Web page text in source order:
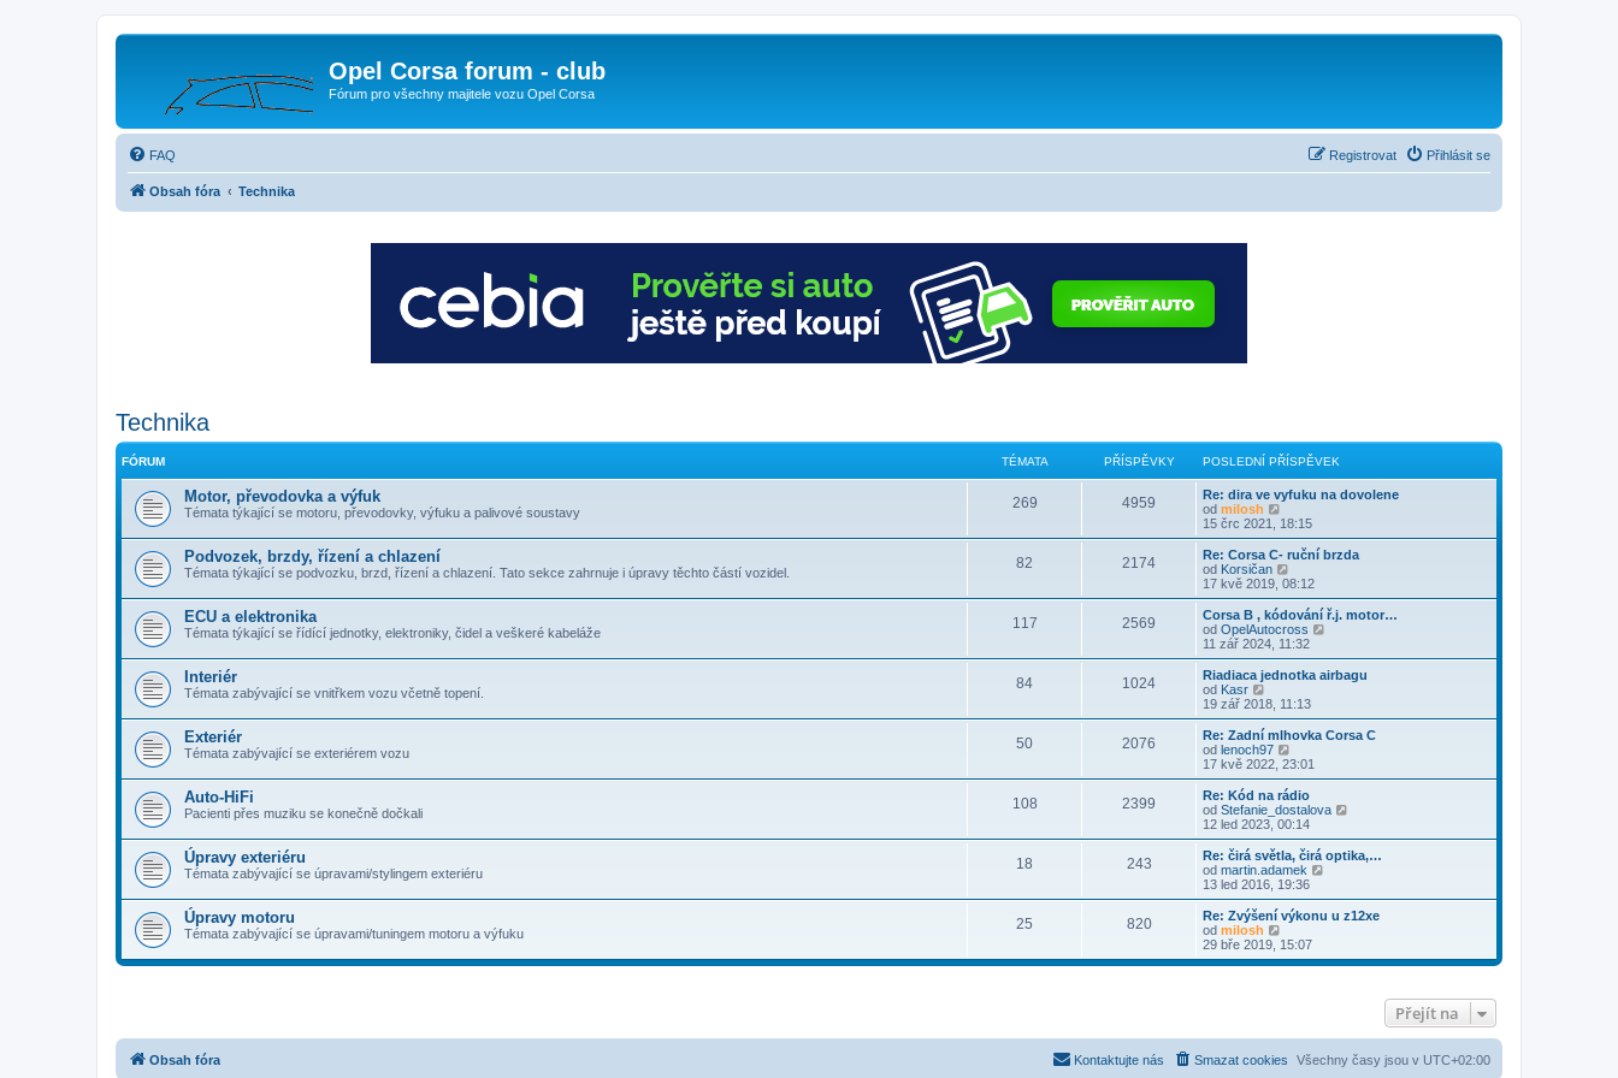
Opel Corsa forum - club
Fórum pro všechny majitele vozu Opel Corsa
FAQ Přihlásit se
Registrovat
Obsah fóra Technika
Technika
FÓRUM TÉMATA PŘÍSPĚVKY POSLEDNÍ PŘÍSPĚVEK
Motor, převodovka a výfuk
Témata týkající se motoru, převodovky, výfuku a palivové soustavy
269 4959
Re: dira ve vyfuku na dovolene
od milosh
o
b
a
z
t
p
o
s
e
n
í
p
ř
í
s
p
ě
v
e
k
15 črc 2021, 18:15
Podvozek, brzdy, řízení a chlazení
Témata týkající se podvozku, brzd, řízení a chlazení. Tato sekce zahrnuje i úpravy těchto částí vozidel.
82 2174
Re: Corsa C- ruční brzda
od Korsičan
o
b
r
a
z
p
o
s
e
n
í
p
ř
í
s
p
ě
v
e
k
17 kvě 2019, 08:12
ECU a elektronika
Témata týkající se řídící jednotky, elektroniky, čidel a veškeré kabeláže
117 2569
Corsa B , kódování ř.j. motor…
od OpelAutocross
b
r
t
p
d
í
p
s
p
e
11 zář 2024, 11:32
Interiér
Témata zabývající se vnitřkem vozu včetně topení.
84 1024
Riadiaca jednotka airbagu
od Kasr
o
b
r
a
z
p
o
s
e
d
n
í
p
ř
í
s
19 zář 2018, 11:13
Exteriér
Témata zabývající se exteriérem vozu
50 2076
Re: Zadní mlhovka Corsa C
od lenoch97
o
b
r
a
z
p
o
s
l
e
n
í
p
v
17 kvě 2022, 23:01
Auto-HiFi
Pacienti přes muziku se konečně dočkali
108 2399
Re: Kód na rádio
od Stefanie_dostalova
b
r
t
p
l
p
ř
í
12 led 2023, 00:14
Úpravy exteriéru
Témata zabývající se úpravami/stylingem exteriéru
18 243
Re: čirá světla, čirá optika,…
od martin.adamek
b
r
t
e
d
13 led 2016, 19:36
Úpravy motoru
Témata zabývající se úpravami/tuningem motoru a výfuku
25 820
Re: Zvýšení výkonu u z12xe
od milosh
o
b
o
29 bře 2019, 15:07
Přejít na
Obsah fóra Všechny časy jsou v UTC+02:00
Smazat cookies
Kontaktujte nás